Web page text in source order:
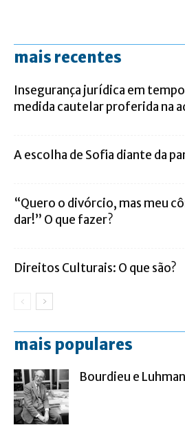
mais recentes
Insegurança jurídica em
medida cautelar proferida na
A escolha de Sofia diante da
“Quero o divórcio, mas meu
dar!” O que fazer?
Direitos Culturais: O que são?
mais populares
Bourdieu e